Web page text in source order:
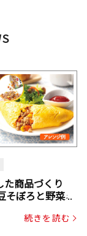
た商品づくり
そぼろと野菜ミ
ン入り）
続きを読む